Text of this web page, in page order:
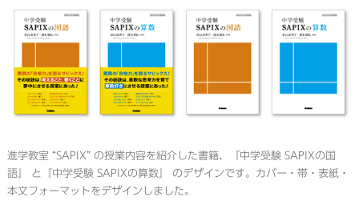
進学教室 “SAPIX” の授業内容を紹介した書籍、『中学受験 SAPIXの国
語』 と『中学受験 SAPIXの算数』 のデザインです。カバー・帯・表紙・
本文フォーマットをデザインしました。